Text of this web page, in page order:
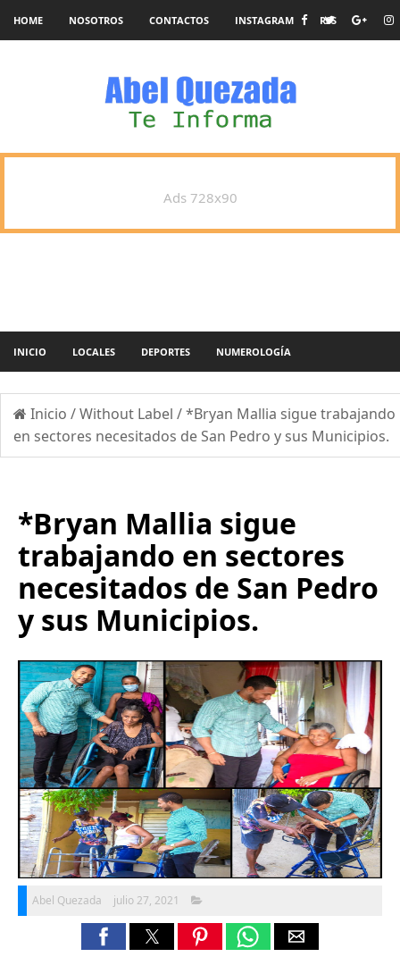
HOME NOSOTROS CONTACTOS INSTAGRAM RSS
Ads 728x90
INICIO LOCALES DEPORTES NUMEROLOGÍA
Inicio /Without Label /*Bryan Mallia sigue trabajando
en sectores necesitados de San Pedro y sus Municipios.
*Bryan Mallia sigue
trabajando en sectores
necesitados de San Pedro
y sus Municipios.
Abel Quezada julio 27, 2021